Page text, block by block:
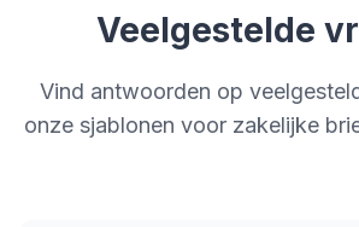
Veelgestelde
Vind antwoorden op
onze sjablonen voor zakelijke